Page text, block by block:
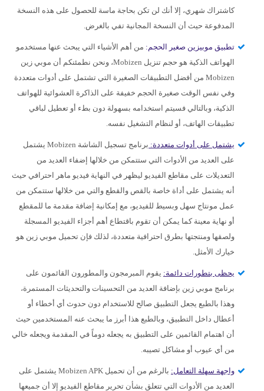
كاشتراك شهري، إلا أنك لن تكن بحاجة ماسة للحصول على هذه النسخة
المدفوعة حيث أن النسخة المجانية تفي بالغرض.
تطبيق موبيزين صغير الحجم: من أهم الأشياء التي يبحث عنها مستخدمو
الهواتف الذكية هو حجم تنزيل Mobizen، ونحن نطمئنكم أن موبي زين
Mobizen من أفضل التطبيقات الصغيرة التي تشتمل على أدوات متعددة
وفي نفس الوقت صغيرة الحجم خفيفة على الذاكرة العشوائية للهواتف
الذكية، وبالتالي فسيتم استخدامه بسهولة دون بطء أو تعطيل لباقي
تطبيقات الهاتف، أو لنظام التشغيل نفسه.
يشتمل على أدوات متعددة:
برنامج تسجيل الشاشة Mobizen يشتمل
على العديد من الأدوات التي ستتمكن من خلالها إضفاء العديد من
التعديلات على مقاطع الفيديو ليظهر في النهاية فيديو ماهر احترافي حيث
أنه يشتمل على أداة خاصة بالقص والقطع والتي من خلالها ستتمكن من
عمل مونتاج سهل وبسيط للفيديو، مع إمكانية إضافة مقدمة ما للمقطع
أو نهاية معينة كما يمكن أن تقوم باقتطاع أهم أجزاء الفيديو المسجلة
ولصقها ومنتجتها بطرق احترافية متعددة، لذلك فإن تحميل موبي زين هو
خيارك الأمثل.
يحظى بتطورات دائمة: يقوم المبرمجون والمطورون القائمون على
برنامج موبي زين بإضافة العديد من التحسينات والتحديثات المستمرة،
وهذا بالطبع يجعل التطبيق صالح للاستخدام دون حدوث أي أخطاء أو
أعطال داخل التطبيق، وبالطبع هذا أبرز ما يبحث عنه المستخدمين حيث
أن اهتمام القائمين على التطبيق به يجعله دوماً في المقدمة ويجعله خالي
من أي عيوب أو مشاكل تصيبه.
واجهة سهلة التعامل:
بالرغم من أن تحميل Mobizen APK يشتمل على
العديد من الأدوات التي تتعلق بشأن تحرير مقاطع الفيديو إلا أن جميعها